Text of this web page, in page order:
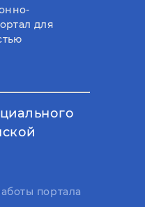
для
портала